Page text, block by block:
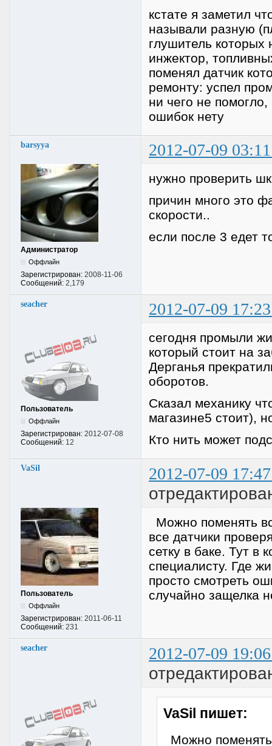
кстате я заметил
называли разную
глушитель которых
инжектор,
поменял датчик
ремонту: успел
ни чего не
ошибок нету
barsyya 2012-07-09
Администратор
Оффлайн
Зарегистрирован: 2008-11-06
Сообщений: 2,179
нужно проверить
причин много это
скорости..
если после 3 едет
seacher 2012-07-09
Пользователь
Оффлайн
Зарегистрирован: 2012-07-08
Сообщений: 12
сегодня промыли
который стоит на
Дерганья
оборотов.
Сказал механику
магазине5 стоит),
Кто нить может
VaSil 2012-07-09
Пользователь
Оффлайн
Зарегистрирован: 2011-06-11
Сообщений: 231
Можно поменять
все датчики
сетку в баке. Тут в
специалисту. Где
просто смотреть
случайно защелка
seacher 2012-07-09
VaSil пишет:
Можно поменять